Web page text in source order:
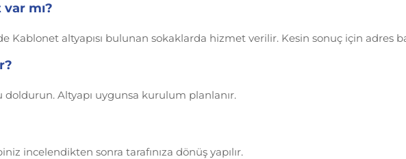
mı?
Kablonet altyapısı bulunan sokaklarda hizmet verilir. Kesin sonuç için adres
doldurun. Altyapı uygunsa kurulum planlanır.
incelendikten sonra tarafınıza dönüş yapılır.